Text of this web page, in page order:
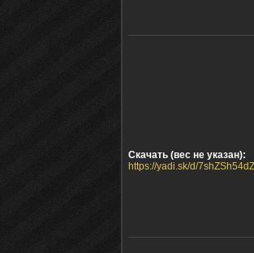
Скачать (вес не указан):
https://yadi.sk/d/